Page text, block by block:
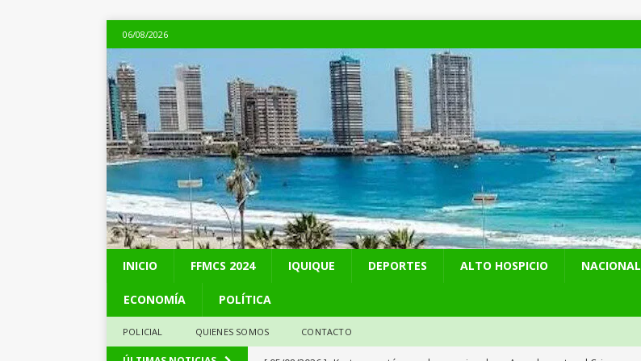
06/08/2026
INICIO FFMCS 2024 IQUIQUE DEPORTES ALTO HOSPICIO NACIONAL
ECONOMÍA POLÍTICA
POLICIAL QUIENES SOMOS CONTACTO